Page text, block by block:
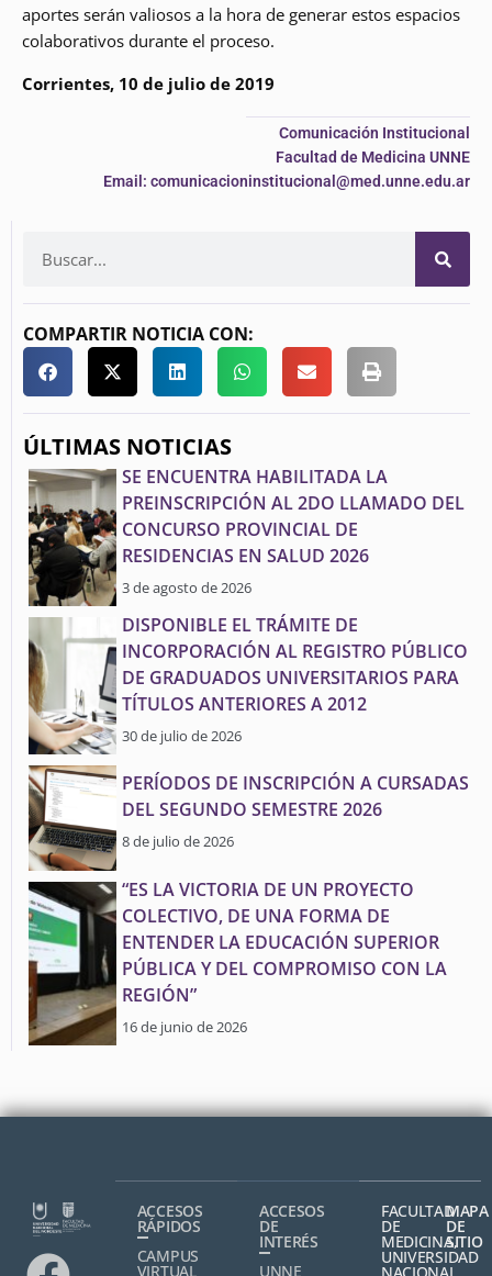
aportes serán valiosos a la hora de generar estos espacios
colaborativos durante el proceso.
Corrientes, 10 de julio de 2019
Comunicación Institucional
Facultad de Medicina UNNE
Email: comunicacioninstitucional@med.unne.edu.ar
COMPARTIR NOTICIA CON:
ÚLTIMAS NOTICIAS
SE ENCUENTRA HABILITADA LA
PREINSCRIPCIÓN AL 2DO LLAMADO DEL
CONCURSO PROVINCIAL DE
RESIDENCIAS EN SALUD 2026
3 de agosto de 2026
DISPONIBLE EL TRÁMITE DE
INCORPORACIÓN AL REGISTRO PÚBLICO
DE GRADUADOS UNIVERSITARIOS PARA
TÍTULOS ANTERIORES A 2012
30 de julio de 2026
PERÍODOS DE INSCRIPCIÓN A CURSADAS
DEL SEGUNDO SEMESTRE 2026
8 de julio de 2026
“ES LA VICTORIA DE UN PROYECTO
COLECTIVO, DE UNA FORMA DE
ENTENDER LA EDUCACIÓN SUPERIOR
PÚBLICA Y DEL COMPROMISO CON LA
REGIÓN”
16 de junio de 2026
ACCESOS
RÁPIDOS
CAMPUS
VIRTUAL
ACCESOS
DE
INTERÉS
UNNE
FACULTAD
DE
MEDICINA,
UNIVERSIDAD
MAPA
DE
SITIO